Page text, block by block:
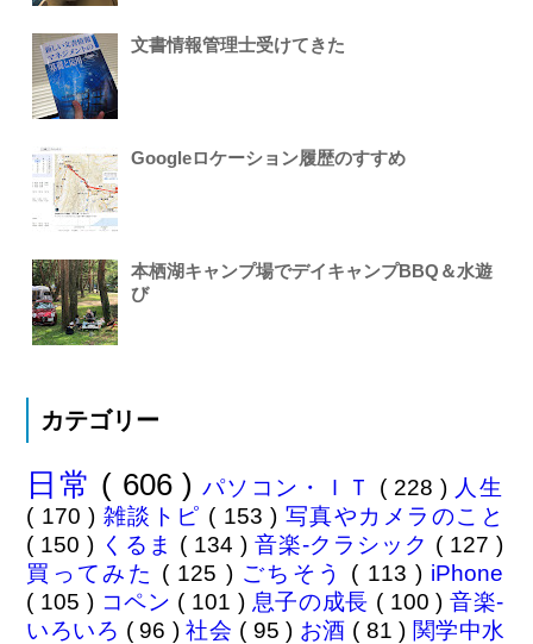
文書情報管理士受けてきた
Googleロケーション履歴のすすめ
本栖湖キャンプ場でデイキャンプBBQ＆水遊
び
カテゴリー
日常 ( 606 )パソコン・ＩＴ ( 228 ) 人生
( 170 ) 雑談トピ ( 153 ) 写真やカメラのこと
( 150 ) くるま ( 134 ) 音楽-クラシック ( 127 )
買ってみた ( 125 ) ごちそう ( 113 ) iPhone
( 105 ) コペン ( 101 ) 息子の成長 ( 100 )音楽-
いろいろ ( 96 )社会 ( 95 ) お酒 ( 81 ) 関学中水